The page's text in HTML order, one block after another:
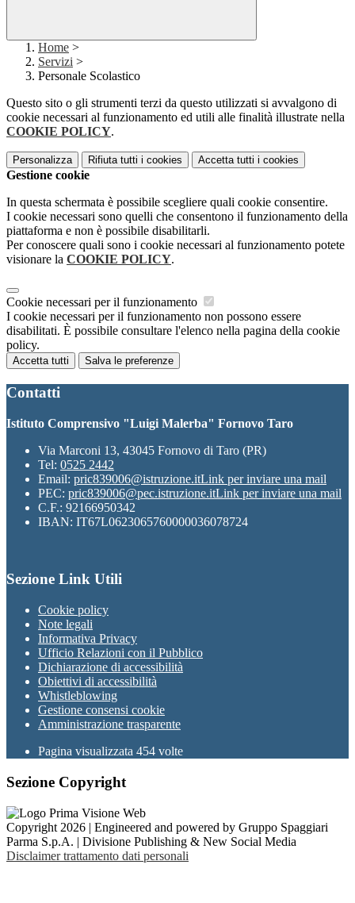
Home >
Servizi >
Personale Scolastico
Questo sito o gli strumenti terzi da questo utilizzati si avvalgono di
cookie necessari al funzionamento ed utili alle finalità illustrate nella
COOKIE POLICY.
Personalizza Rifiuta tutti i cookies Accetta tutti i cookies
Gestione cookie
In questa schermata è possibile scegliere quali cookie consentire.
I cookie necessari sono quelli che consentono il funzionamento della
piattaforma e non è possibile disabilitarli.
Per conoscere quali sono i cookie necessari al funzionamento potete
visionare la COOKIE POLICY.
Cookie necessari per il funzionamento
I cookie necessari per il funzionamento non possono essere
disabilitati. È possibile consultare l'elenco nella pagina della cookie
policy.
Accetta tutti Salva le preferenze
Contatti
Istituto Comprensivo "Luigi Malerba" Fornovo Taro
Via Marconi 13, 43045 Fornovo di Taro (PR)
Tel: 0525 2442
Email: pric839006@istruzione.itLink per inviare una mail
PEC: pric839006@pec.istruzione.itLink per inviare una mail
C.F.: 92166950342
IBAN: IT67L0623065760000036078724
Sezione Link Utili
Cookie policy
Note legali
Informativa Privacy
Ufficio Relazioni con il Pubblico
Dichiarazione di accessibilità
Obiettivi di accessibilità
Whistleblowing
Gestione consensi cookie
Amministrazione trasparente
Pagina visualizzata 454 volte
Sezione Copyright
Copyright 2026 | Engineered and powered by Gruppo Spaggiari
Parma S.p.A. | Divisione Publishing & New Social Media
Disclaimer trattamento dati personali